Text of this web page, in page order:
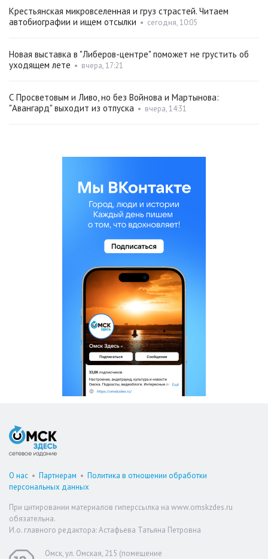
Крестьянская микровселенная и груз страстей. Читаем
автобиографии и ищем отсылки • сегодня, 10:05
Новая выставка в "Либеров-центре" поможет не грустить об
уходящем лете • вчера, 17:21
С Просветовым и Ливо, но без Войнова и Мартынова:
"Авангард" выходит из отпуска • вчера, 14:31
О нас • Партнерам • Политика в отношении обработки
персональных данных
При цитировании материалов гиперссылка на www.omskzdes.ru
обязательна.
И.о. главного редактора: Астафьева Татьяна Петровна
Омск, ул. Омская, 215 (помещение